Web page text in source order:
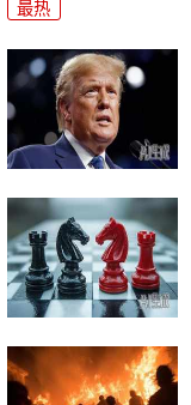
最热